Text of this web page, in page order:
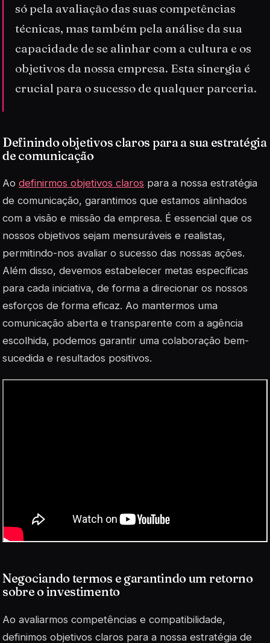
só pela avaliação das suas competências
técnicas, mas também pela análise da sua
capacidade de se alinhar com a cultura e os
objetivos da nossa empresa. Esta sinergia é
crucial para o sucesso de qualquer parceria.
Definindo objetivos claros para a sua estratégia
de comunicação
Ao definirmos objetivos claros para a nossa estratégia
de comunicação, garantimos que estamos alinhados
com a visão e missão da empresa. É essencial que os
nossos objetivos sejam mensuráveis e realistas,
permitindo-nos avaliar o sucesso das nossas ações.
Além disso, devemos estabelecer metas específicas
para cada iniciativa, de forma a direcionar os nossos
esforços de forma eficaz. Ao mantermos uma
comunicação aberta e transparente com a agência
escolhida, podemos garantir uma colaboração bem-
sucedida e resultados positivos.
Negociando termos e garantindo um retorno
sobre o investimento
Ao avaliarmos competências e compatibilidade,
definimos objetivos claros para a nossa estratégia de